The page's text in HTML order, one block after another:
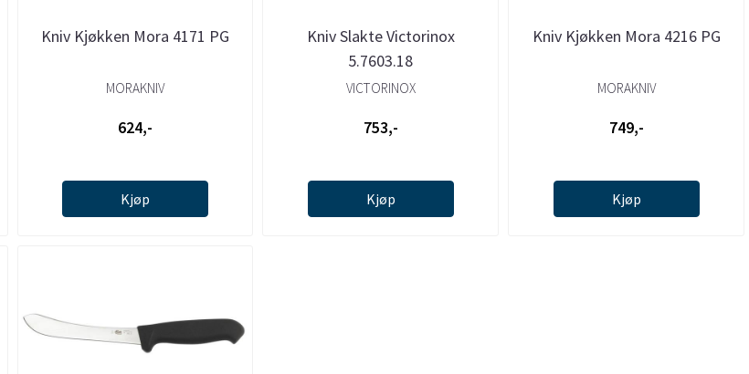
Kniv Kjøkken Mora 4171 PG
MORAKNIV
624,-
Kjøp
Kniv Slakte Victorinox
5.7603.18
VICTORINOX
753,-
Kjøp
Kniv Kjøkken Mora 4216 PG
MORAKNIV
749,-
Kjøp